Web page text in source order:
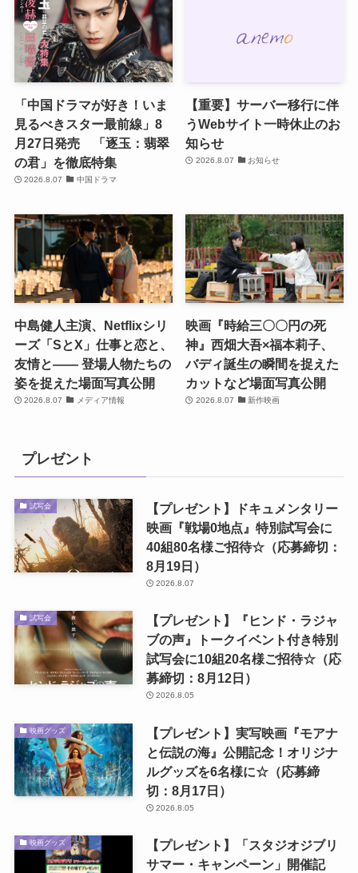
「中国ドラマが好き！いま
見るべきスター最前線」8
月27日発売 「逐玉：翡翠
の君」を徹底特集
2026.8.07 中国ドラマ
【重要】サーバー移行に伴
うWebサイト一時休止のお
知らせ
2026.8.07 お知らせ
中島健人主演、Netflixシリ
ーズ「SとX」仕事と恋と、
友情と―― 登場人物たちの
姿を捉えた場面写真公開
2026.8.07 メディア情報
映画『時給三〇〇円の死
神』西畑大吾×福本莉子、
バディ誕生の瞬間を捉えた
カットなど場面写真公開
2026.8.07 新作映画
プレゼント
試写会
【プレゼント】ドキュメンタリー
映画『戦場0地点』特別試写会に
40組80名様ご招待☆（応募締切：
8月19日）
2026.8.07
試写会
【プレゼント】『ヒンド・ラジャ
ブの声』トークイベント付き特別
試写会に10組20名様ご招待☆（応
募締切：8月12日）
2026.8.05
映画グッズ
【プレゼント】実写映画『モアナ
と伝説の海』公開記念！オリジナ
ルグッズを6名様に☆（応募締
切：8月17日）
2026.8.05
映画グッズ
【プレゼント】「スタジオジブリ
サマー・キャンペーン」開催記